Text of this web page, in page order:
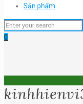
Sản phẩm
0